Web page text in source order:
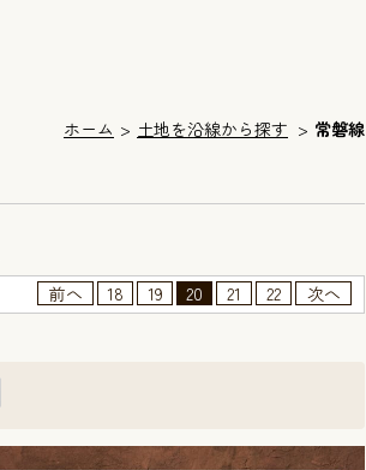
ホーム 土地を沿線から探す 常磐線
前へ 18 19 20 21 22
次へ